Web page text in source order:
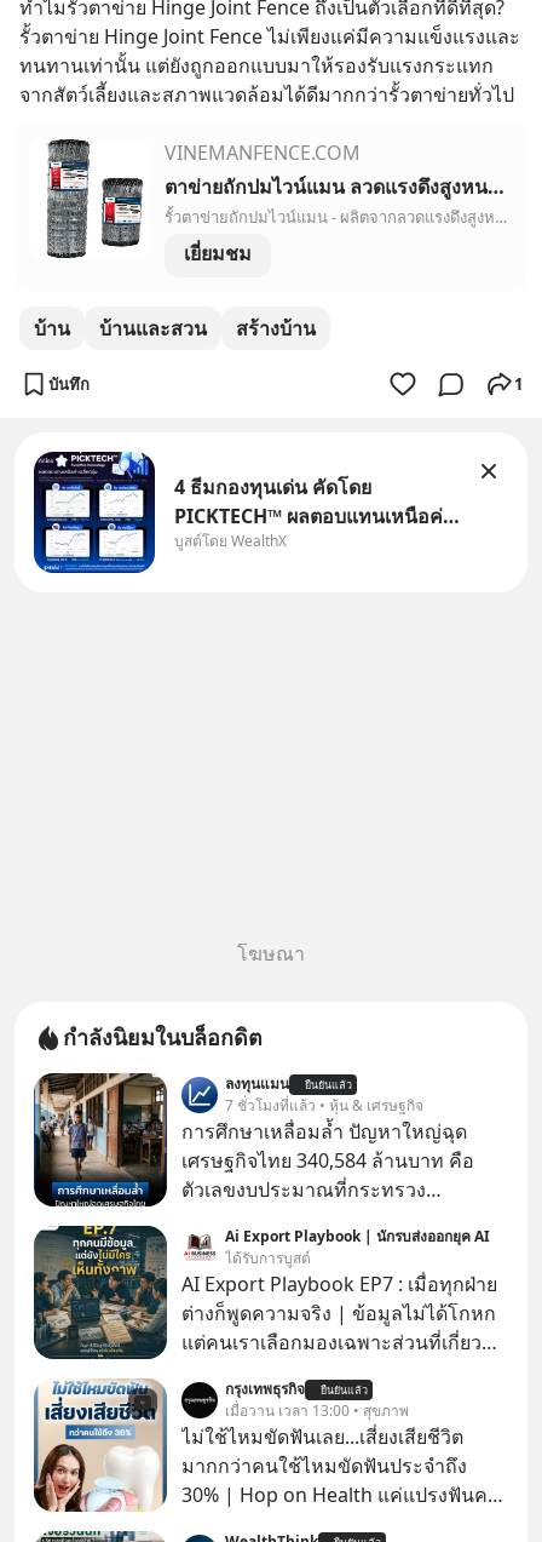
ทำไมรั้วตาข่าย Hinge Joint Fence ถึงเป็นตัวเลือกที่ดีที่สุด?
รั้วตาข่าย Hinge Joint Fence ไม่เพียงแค่มีความแข็งแรงและ
ทนทานเท่านั้น แต่ยังถูกออกแบบมาให้รองรับแรงกระแทก
จากสัตว์เลี้ยงและสภาพแวดล้อมได้ดีมากกว่ารั้วตาข่ายทั่วไป
VINEMANFENCE.COM
ตาข่ายถักปมไวน์แมน ลวดแรงดึงสูงหนา 2.5 มม. ทนสนิมใช้งาน 50ปี
รั้วตาข่ายถักปมไวน์แมน - ผลิตจากลวดแรงดึงสูงหนา 2.5 ทุกเส้น ยืดหยุ่นสูง ชุบซิงค์มาตรฐาน ASTM พิเศษเส้นบน-ล่างชุบซิงค์อลูเคลือบสีดำ ทนสนิมกว่า ใช้งานนาน 50 ปี
เยี่ยมชม
บ้าน บ้านและสวน สร้างบ้าน
บันทึก 1
4 ธีมกองทุนเด่น คัดโดย
PICKTECH™ ผลตอบแทนเหนือค่า
เฉลี่ยกลุ่ม ถ้าอยากค้นหากองทุนที่
บูสต์โดย WealthX
โฆษณา
กำลังนิยมในบล็อกดิต
ลงทุนแมน ยืนยันแล้ว
7 ชั่วโมงที่แล้ว • หุ้น & เศรษฐกิจ
การศึกษาเหลื่อมล้ำ ปัญหาใหญ่ฉุด
เศรษฐกิจไทย 340,584 ล้านบาท คือ
ตัวเลขงบประมาณที่กระทรวง
รายจ่ายประจำปี 2568 ซึ่งมากที่สุดเป็น
อันดับ 2 รองจากกระทรวงการคลัง
Ai Export Playbook | นักรบส่งออกยุค AI
ได้รับการบูสต์
AI Export Playbook EP7 : เมื่อทุกฝ่าย
ต่างก็พูดความจริง | ข้อมูลไม่ได้โกหก
แต่คนเราเลือกมองเฉพาะส่วนที่เกี่ยวกับ
กรุงเทพธุรกิจ ยืนยันแล้ว
เมื่อวาน เวลา 13:00 • สุขภาพ
ไม่ใช้ไหมขัดฟันเลย...เสี่ยงเสียชีวิต
มากกว่าคนใช้ไหมขัดฟันประจำถึง
30% | Hop on Health แค่แปรงฟันคง